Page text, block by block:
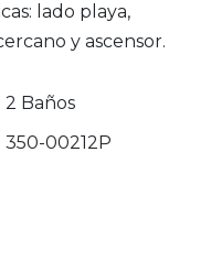
lado playa,
y ascensor.
2 Baños
350-00212P